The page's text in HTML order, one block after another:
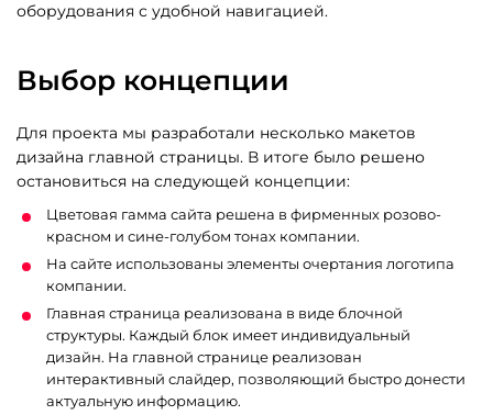
оборудования с удобной навигацией.
Выбор концепции
Для проекта мы разработали несколько макетов
дизайна главной страницы. В итоге было решено
остановиться на следующей концепции:
Цветовая гамма сайта решена в фирменных розово-
красном и сине-голубом тонах компании.
На сайте использованы элементы очертания логотипа
компании.
Главная страница реализована в виде блочной
структуры. Каждый блок имеет индивидуальный
дизайн. На главной странице реализован
интерактивный слайдер, позволяющий быстро донести
актуальную информацию.